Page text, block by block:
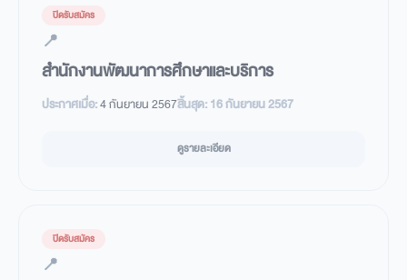
ปิดรับสมัคร
📍
สำนักงานพัฒนาการศึกษาและบริการ
ประกาศเมื่อ:4 กันยายน 2567สิ้นสุด:16 กันยายน 2567
ดูรายละเอียด
ปิดรับสมัคร
📍